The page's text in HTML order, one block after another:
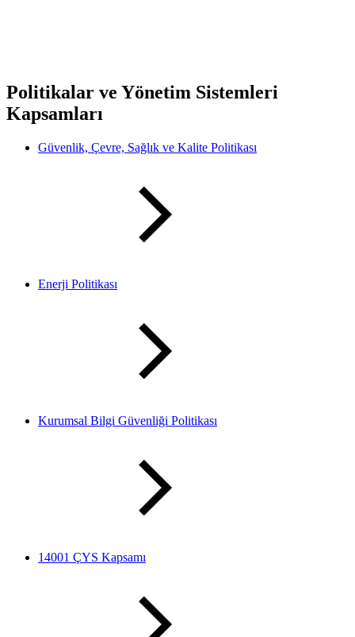
Politikalar ve Yönetim Sistemleri
Kapsamları
Güvenlik, Çevre, Sağlık ve Kalite Politikası
Enerji Politikası
Kurumsal Bilgi Güvenliği Politikası
14001 ÇYS Kapsamı